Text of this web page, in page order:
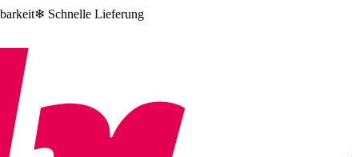
❄ Schnelle Lieferung